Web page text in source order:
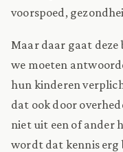
voorspoed,
Maar daar gaat deze
we moeten
hun kinderen
dat ook door
niet uit een of ander
wordt dat kennis erg